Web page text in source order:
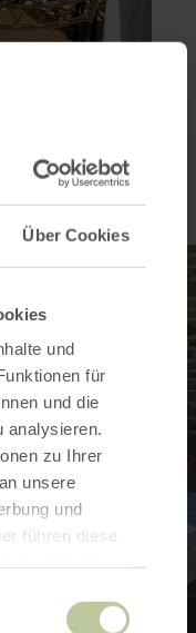
Über Cookies
und
für
und die
analysieren.
zu Ihrer
unsere
und
führen diese
Nutzung